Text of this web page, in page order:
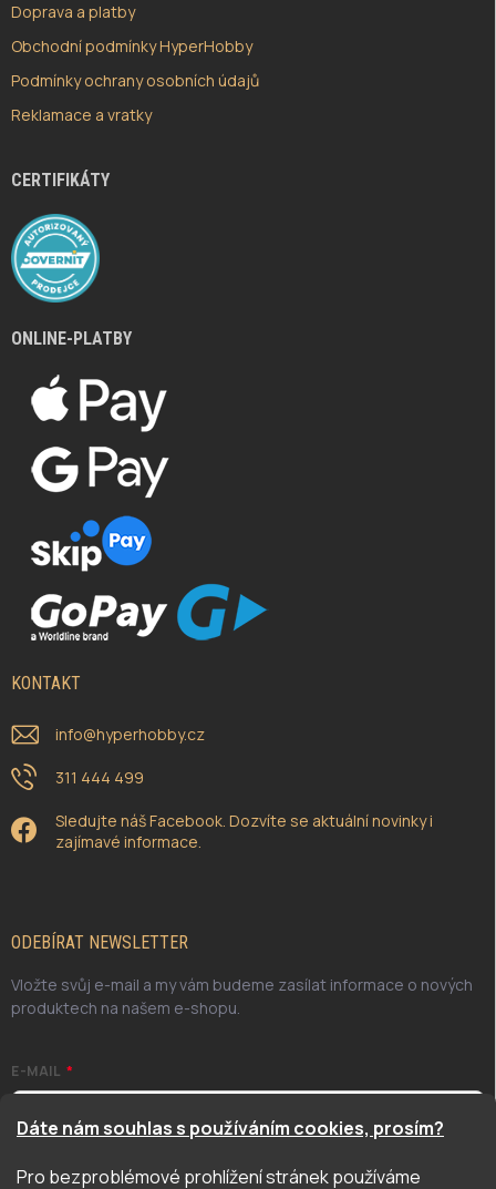
Dáte nám souhlas s používáním cookies, prosím?
Pro bezproblémové prohlížení stránek používáme
Doprava a platby
Obchodní podmínky HyperHobby
Podmínky ochrany osobních údajů
Reklamace a vratky
CERTIFIKÁTY
ONLINE-PLATBY
KONTAKT
info@hyperhobby.cz
311 444 499
Sledujte náš Facebook. Dozvíte se aktuální novinky i
zajímavé informace.
ODEBÍRAT NEWSLETTER
Vložte svůj e-mail a my vám budeme zasílat informace o nových
produktech na našem e-shopu.
E-MAIL
Odesláním potvrzuji, že jsem se seznámil/a se zásadami